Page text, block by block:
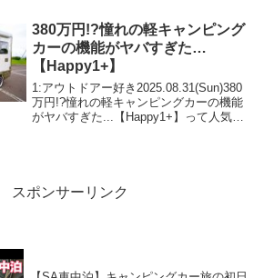
ズジャパンとカーロとグランドモー...
380万円!?憧れの軽キャンピング
カーの機能がヤバすぎた…
【Happy1+】
1:アウトドアー好き2025.08.31(Sun)380
万円!?憧れの軽キャンピングカーの機能
がヤバすぎた...【Happy1+】って人気で
スポンサーリンク